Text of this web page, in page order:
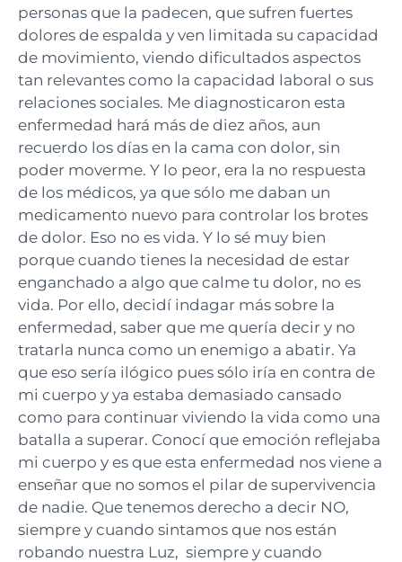
personas que la padecen, que sufren fuertes
dolores de espalda y ven limitada su capacidad
de movimiento, viendo dificultados aspectos
tan relevantes como la capacidad laboral o sus
relaciones sociales. Me diagnosticaron esta
enfermedad hará más de diez años, aun
recuerdo los días en la cama con dolor, sin
poder moverme. Y lo peor, era la no respuesta
de los médicos, ya que sólo me daban un
medicamento nuevo para controlar los brotes
de dolor. Eso no es vida. Y lo sé muy bien
porque cuando tienes la necesidad de estar
enganchado a algo que calme tu dolor, no es
vida. Por ello, decidí indagar más sobre la
enfermedad, saber que me quería decir y no
tratarla nunca como un enemigo a abatir. Ya
que eso sería ilógico pues sólo iría en contra de
mi cuerpo y ya estaba demasiado cansado
como para continuar viviendo la vida como una
batalla a superar. Conocí que emoción reflejaba
mi cuerpo y es que esta enfermedad nos viene a
enseñar que no somos el pilar de supervivencia
de nadie. Que tenemos derecho a decir NO,
siempre y cuando sintamos que nos están
robando nuestra Luz, siempre y cuando